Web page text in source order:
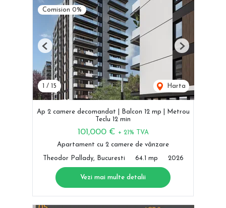
Comision 0%
/ 15 Harta
Previous Next
Ap 2 camere decomandat | Balcon 12 mp | Metrou
Teclu 12 min
101,000 € + 21% TVA
Apartament cu 2 camere de vânzare
Theodor Pallady, Bucuresti 64.1 mp 2026
Vezi mai multe detalii